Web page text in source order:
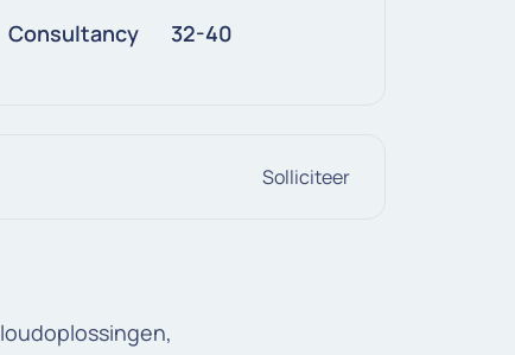
Consultancy 32-40
Solliciteer